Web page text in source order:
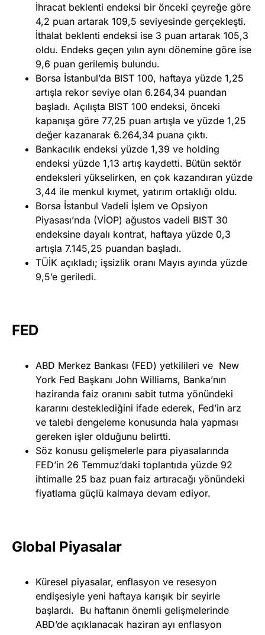
İhracat beklenti endeksi bir önceki çeyreğe göre
4,2 puan artarak 109,5 seviyesinde gerçekleşti.
İthalat beklenti endeksi ise 3 puan artarak 105,3
oldu. Endeks geçen yılın aynı dönemine göre ise
9,6 puan gerilemiş bulundu.
Borsa İstanbul’da BIST 100, haftaya yüzde 1,25
artışla rekor seviye olan 6.264,34 puandan
başladı. Açılışta BIST 100 endeksi, önceki
kapanışa göre 77,25 puan artışla ve yüzde 1,25
değer kazanarak 6.264,34 puana çıktı.
Bankacılık endeksi yüzde 1,39 ve holding
endeksi yüzde 1,13 artış kaydetti. Bütün sektör
endeksleri yükselirken, en çok kazandıran yüzde
3,44 ile menkul kıymet, yatırım ortaklığı oldu.
Borsa İstanbul Vadeli İşlem ve Opsiyon
Piyasası’nda (VİOP) ağustos vadeli BIST 30
endeksine dayalı kontrat, haftaya yüzde 0,3
artışla 7.145,25 puandan başladı.
TÜİK açıkladı; işsizlik oranı Mayıs ayında yüzde
9,5’e geriledi.
FED
ABD Merkez Bankası (FED) yetkilileri ve New
York Fed Başkanı John Williams, Banka’nın
haziranda faiz oranını sabit tutma yönündeki
kararını desteklediğini ifade ederek, Fed’in arz
ve talebi dengeleme konusunda hala yapması
gereken işler olduğunu belirtti.
Söz konusu gelişmelerle para piyasalarında
FED’in 26 Temmuz’daki toplantıda yüzde 92
ihtimalle 25 baz puan faiz artıracağı yönündeki
fiyatlama güçlü kalmaya devam ediyor.
Global Piyasalar
Küresel piyasalar, enflasyon ve resesyon
endişesiyle yeni haftaya karışık bir seyirle
başlardı. Bu haftanın önemli gelişmelerinde
ABD’de açıklanacak haziran ayı enflasyon